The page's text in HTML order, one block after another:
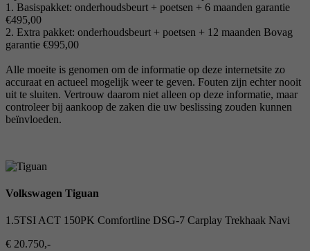
1. Basispakket: onderhoudsbeurt + poetsen + 6 maanden garantie
€495,00
2. Extra pakket: onderhoudsbeurt + poetsen + 12 maanden Bovag
garantie €995,00
Alle moeite is genomen om de informatie op deze internetsite zo
accuraat en actueel mogelijk weer te geven. Fouten zijn echter nooit
uit te sluiten. Vertrouw daarom niet alleen op deze informatie, maar
controleer bij aankoop de zaken die uw beslissing zouden kunnen
beïnvloeden.
Volkswagen Tiguan
1.5TSI ACT 150PK Comfortline DSG-7 Carplay Trekhaak Navi
€ 20.750,-